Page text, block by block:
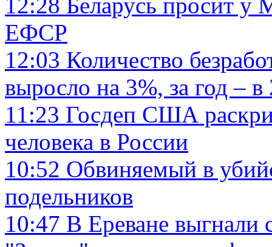
ЕФСР
12:03 Количество
выросло на 3%, за год – в
11:23 Госдеп США
человека в России
10:52 Обвиняемый в
подельников
10:47 В Ереване выгнали